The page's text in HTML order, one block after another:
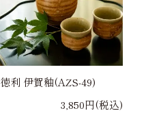
徳利 伊賀釉(AZS-49)
3,850円(税込)